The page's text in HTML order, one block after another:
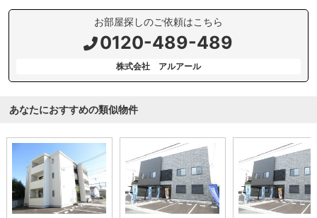
お部屋探しのご依頼はこちら
0120-489-489
株式会社 アルアール
あなたにおすすめの類似物件